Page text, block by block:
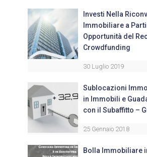
Investi Nella
Immobiliare a
Opportunità del
Crowdfunding
30 Luglio 2019
Sublocazioni
in Immobili e
con il Subaffitto –
25 Gennaio 2018
Bolla Immobiliare